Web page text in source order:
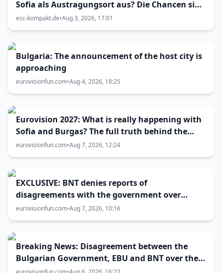
Sofia als Austragungsort aus? Die Chancen sind
größer als gedacht
esc-kompakt.de•Aug 3, 2026, 17:01
Bulgaria: The announcement of the host city is
approaching
eurovisionfun.com•Aug 4, 2026, 18:25
Eurovision 2027: What is really happening with
Sofia and Burgas? The full truth behind the
host city selection
eurovisionfun.com•Aug 7, 2026, 12:24
EXCLUSIVE: BNT denies reports of
disagreements with the government over
Eurovision 2027 host city
eurovisionfun.com•Aug 7, 2026, 10:16
Breaking News: Disagreement between the
Bulgarian Government, EBU and BNT over the
Eurovision 2027 host city